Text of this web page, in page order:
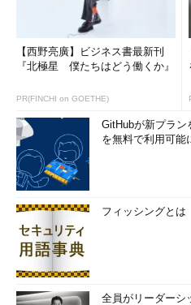
【西野亮廣】ビジネス書最新刊
『北極星 僕たちはどう働くか』
PR(FINCHI on GOETHE)
GitHubが新プラン
を無料で利用可能
フィッシングとは
全員がリーダーシ